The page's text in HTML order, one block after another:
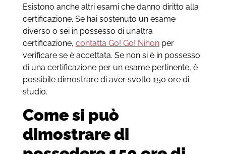
Esistono anche altri esami che danno diritto alla
certificazione. Se hai sostenuto un esame
diverso o sei in possesso di un’altra
certificazione, contatta Go! Go! Nihonper
verificare se è accettata. Se non si è in possesso
di una certificazione per un esame pertinente, è
possibile dimostrare di aver svolto 150 ore di
studio.
Come si può
dimostrare di